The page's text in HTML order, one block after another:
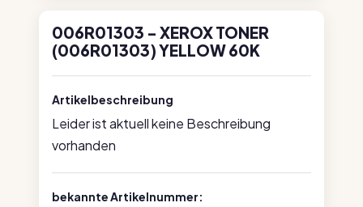
006R01303 - XEROX TONER
(006R01303) YELLOW 60K
Artikelbeschreibung
Leider ist aktuell keine Beschreibung
vorhanden
bekannte Artikelnummer: